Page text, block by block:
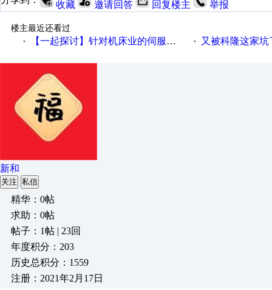
收藏 邀请回答 回复楼主 举报
楼主最近还看过
·
【一起探讨】针对机床业的伺服系统发展，您的期望是什么？ · 又被科隆这家坑
新和
关注 私信
精华：0帖
求助：0帖
帖子：1帖 | 23回
年度积分：203
历史总积分：1559
注册：2021年2月17日